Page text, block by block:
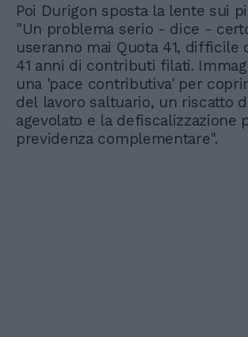
Poi Durigon sposta la lente sui
"Un problema serio - dice -
useranno mai Quota 41, difficile
41 anni di contributi filati.
una 'pace contributiva' per
del lavoro saltuario, un riscatto
agevolato e la defiscalizzazione
previdenza complementare".